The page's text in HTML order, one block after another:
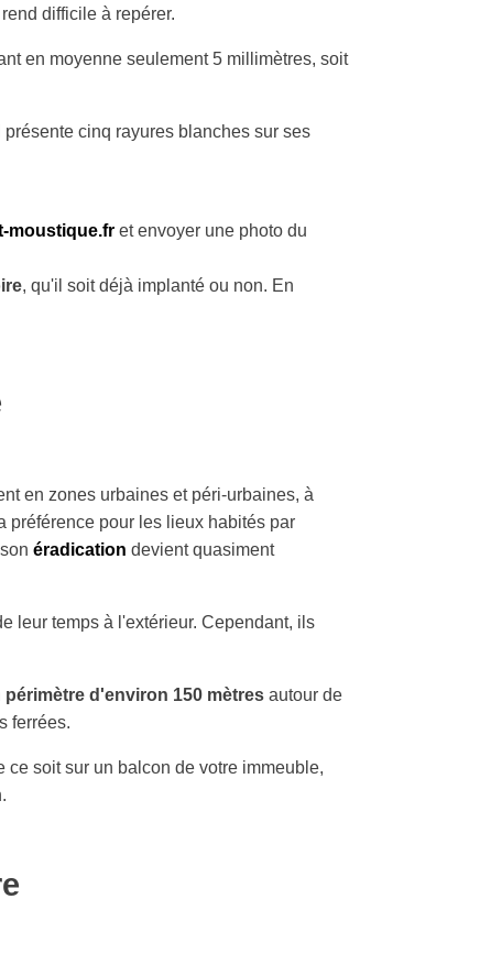
difficile à repérer.
en moyenne seulement 5 millimètres, soit
présente cinq rayures blanches sur ses
moustique.fr et envoyer une photo du
, qu'il soit déjà implanté ou non. En
en zones urbaines et péri-urbaines, à
préférence pour les lieux habités par
éradication devient quasiment
leur temps à l'extérieur. Cependant, ils
d'environ 150 mètres autour de
ferrées.
soit sur un balcon de votre immeuble,